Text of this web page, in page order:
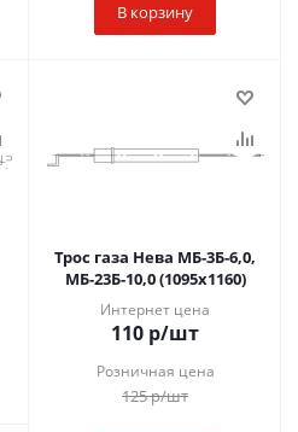
В корзину
Трос газа Нева МБ-3Б-6,0,
МБ-23Б-10,0 (1095х1160)
Интернет цена
110 р/шт
Розничная цена
125р/шт